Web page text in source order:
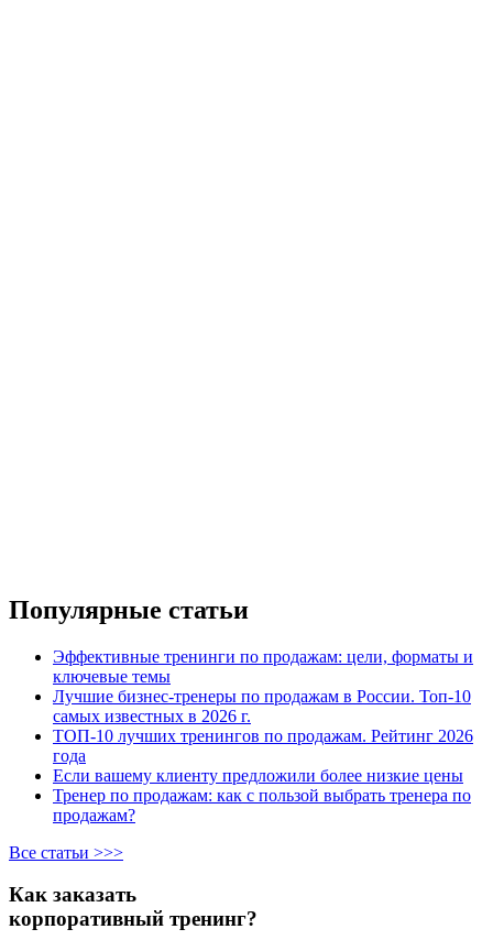
Популярные статьи
Эффективные тренинги по продажам: цели, форматы и
ключевые темы
Лучшие бизнес-тренеры по продажам в России. Топ-10
самых известных в 2026 г.
ТОП-10 лучших тренингов по продажам. Рейтинг 2026
года
Если вашему клиенту предложили более низкие цены
Тренер по продажам: как с пользой выбрать тренера по
продажам?
Все статьи >>>
Как заказать
корпоративный тренинг?